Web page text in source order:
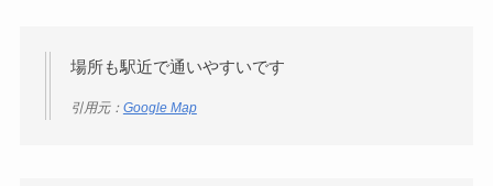
場所も駅近で通いやすいです
引用元： Google Map